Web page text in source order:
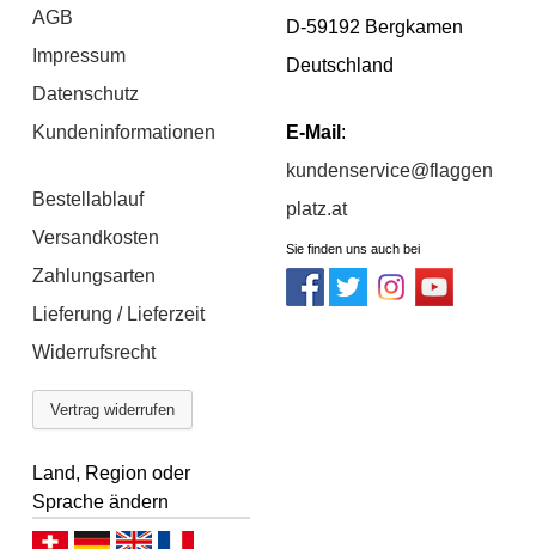
AGB
Impressum
Datenschutz
Kundeninformationen
Bestellablauf
Versandkosten
Zahlungsarten
Lieferung / Lieferzeit
Widerrufsrecht
Vertrag widerrufen
D-59192 Bergkamen
Deutschland
E-Mail :
kundenservice@flaggen
platz.at
Sie finden uns auch bei
Land, Region oder
Sprache ändern
Deutsch (CH)Deutsch (DE)